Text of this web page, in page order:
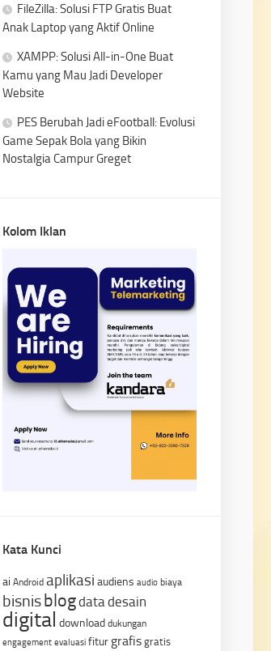
FileZilla: Solusi FTP Gratis Buat
Anak Laptop yang Aktif Online
XAMPP: Solusi All-in-One Buat
Kamu yang Mau Jadi Developer
Website
PES Berubah Jadi eFootball: Evolusi
Game Sepak Bola yang Bikin
Nostalgia Campur Greget
Kolom Iklan
Kata Kunci
ai Android aplikasi audiens audio biaya
bisnisblogdata desain
digital download dukungan
engagement evaluasi fitur grafis gratis